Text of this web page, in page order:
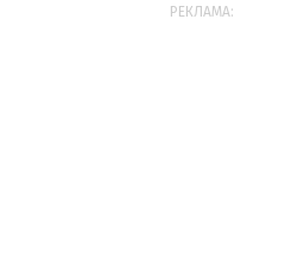
РЕКЛАМА: